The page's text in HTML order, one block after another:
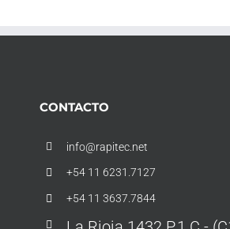
CONTACTO
info@rapitec.net
+54 11 6231.7127
+54 11 3637.7844